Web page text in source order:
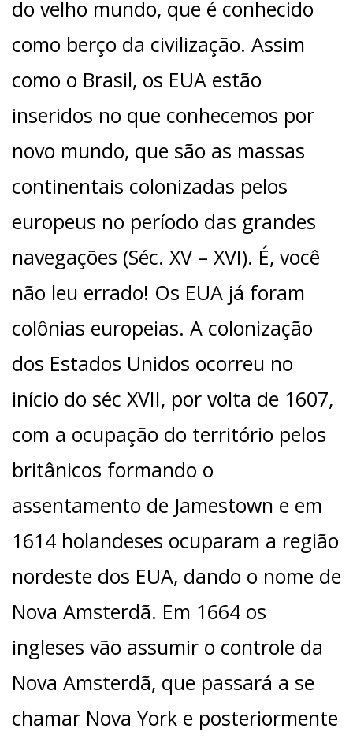
do velho mundo, que é conhecido
como berço da civilização. Assim
como o Brasil, os EUA estão
inseridos no que conhecemos por
novo mundo, que são as massas
continentais colonizadas pelos
europeus no período das grandes
navegações (Séc. XV – XVI). É, você
não leu errado! Os EUA já foram
colônias europeias. A colonização
dos Estados Unidos ocorreu no
início do séc XVII, por volta de 1607,
com a ocupação do território pelos
britânicos formando o
assentamento de Jamestown e em
1614 holandeses ocuparam a região
nordeste dos EUA, dando o nome de
Nova Amsterdã. Em 1664 os
ingleses vão assumir o controle da
Nova Amsterdã, que passará a se
chamar Nova York e posteriormente